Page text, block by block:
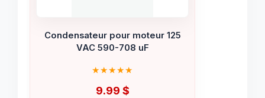
Condensateur pour moteur 125
VAC 590-708 uF
9.99 $